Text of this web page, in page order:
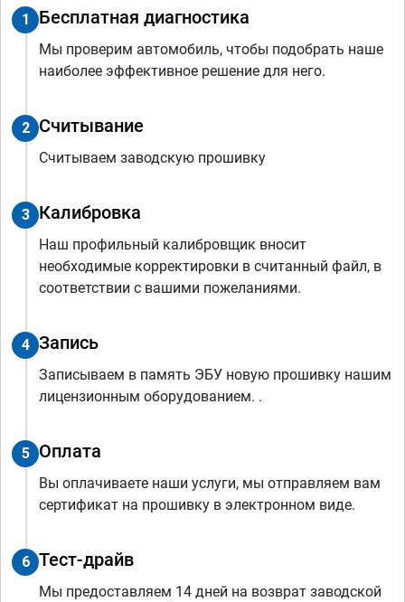
1 Бесплатная диагностика
Мы проверим автомобиль, чтобы подобрать наше
наиболее эффективное решение для него.
2 Считывание
Считываем заводскую прошивку
3 Калибровка
Наш профильный калибровщик вносит
необходимые корректировки в считанный файл, в
соответствии с вашими пожеланиями.
4 Запись
Записываем в память ЭБУ новую прошивку нашим
лицензионным оборудованием. .
5 Оплата
Вы оплачиваете наши услуги, мы отправляем вам
сертификат на прошивку в электронном виде.
6 Тест-драйв
Мы предоставляем 14 дней на возврат заводской